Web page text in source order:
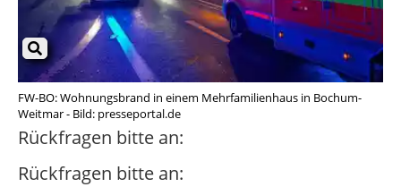
FW-BO: Wohnungsbrand in einem Mehrfamilienhaus in Bochum-
Weitmar - Bild: presseportal.de
Rückfragen bitte an:
Rückfragen bitte an: